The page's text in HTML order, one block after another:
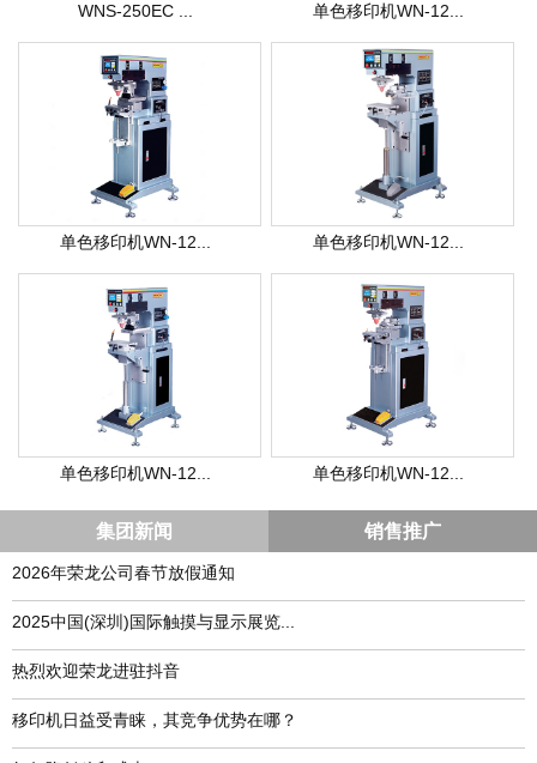
WNS-250EC ... 单色移印机WN-12...
单色移印机WN-12... 单色移印机WN-12...
单色移印机WN-12... 单色移印机WN-12...
集团新闻 销售推广
2026年荣龙公司春节放假通知
​2025中国(深圳)国际触摸与显示展览...
热烈欢迎荣龙进驻抖音
移印机日益受青睐，其竞争优势在哪？